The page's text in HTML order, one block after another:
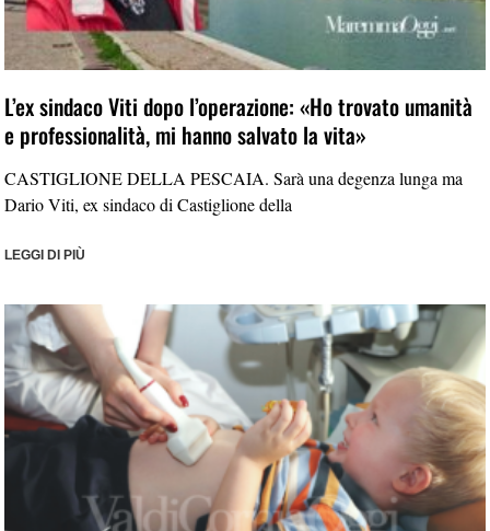
L’ex sindaco Viti dopo l’operazione: «Ho trovato umanità
e professionalità, mi hanno salvato la vita»
CASTIGLIONE DELLA PESCAIA. Sarà una degenza lunga ma
Dario Viti, ex sindaco di Castiglione della
LEGGI DI PIÙ